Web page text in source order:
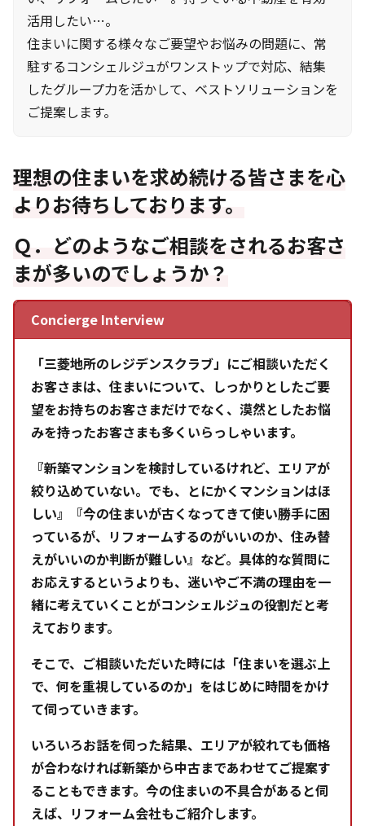
活用したい…。
住まいに関する様々なご要望やお悩みの問題に、常
駐するコンシェルジュがワンストップで対応、結集
したグループ力を活かして、ベストソリューションを
ご提案します。
理想の住まいを求め続ける皆さまを心
よりお待ちしております。
Ｑ．どのようなご相談をされるお客さ
まが多いのでしょうか？
Concierge Interview
「三菱地所のレジデンスクラブ」にご相談いただく
お客さまは、住まいについて、しっかりとしたご要
望をお持ちのお客さまだけでなく、漠然としたお悩
みを持ったお客さまも多くいらっしゃいます。
『新築マンションを検討しているけれど、エリアが
絞り込めていない。でも、とにかくマンションはほ
しい』『今の住まいが古くなってきて使い勝手に困
っているが、リフォームするのがいいのか、住み替
えがいいのか判断が難しい』など。具体的な質問に
お応えするというよりも、迷いやご不満の理由を一
緒に考えていくことがコンシェルジュの役割だと考
えております。
そこで、ご相談いただいた時には「住まいを選ぶ上
で、何を重視しているのか」をはじめに時間をかけ
て伺っていきます。
いろいろお話を伺った結果、エリアが絞れても価格
が合わなければ新築から中古まであわせてご提案す
ることもできます。今の住まいの不具合があると伺
えば、リフォーム会社もご紹介します。